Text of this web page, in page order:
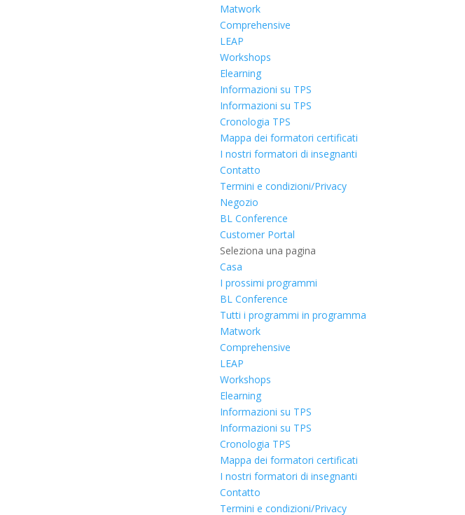
Matwork
Comprehensive
LEAP
Workshops
Elearning
Informazioni su TPS
Informazioni su TPS
Cronologia TPS
Mappa dei formatori certificati
I nostri formatori di insegnanti
Contatto
Termini e condizioni/Privacy
Negozio
BL Conference
Customer Portal
Seleziona una pagina
Casa
I prossimi programmi
BL Conference
Tutti i programmi in programma
Matwork
Comprehensive
LEAP
Workshops
Elearning
Informazioni su TPS
Informazioni su TPS
Cronologia TPS
Mappa dei formatori certificati
I nostri formatori di insegnanti
Contatto
Termini e condizioni/Privacy